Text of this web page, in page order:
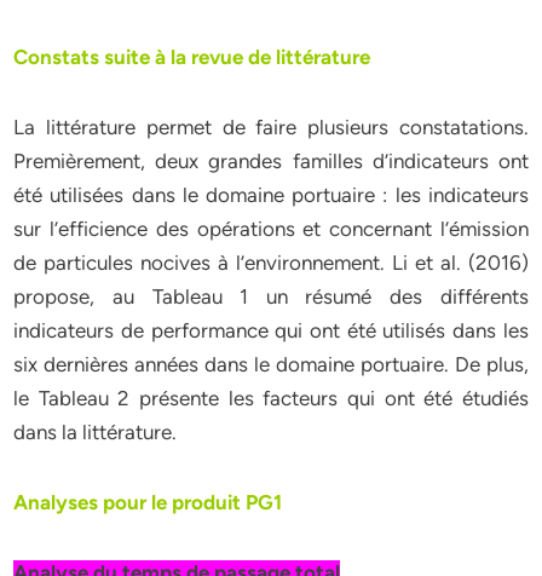
Constats suite à la revue de littérature
La littérature permet de faire plusieurs constatations.
Premièrement, deux grandes familles d’indicateurs ont
été utilisées dans le domaine portuaire : les indicateurs
sur l’efficience des opérations et concernant l’émission
de particules nocives à l’environnement. Li et al. (2016)
propose, au Tableau 1 un résumé des différents
indicateurs de performance qui ont été utilisés dans les
six dernières années dans le domaine portuaire. De plus,
le Tableau 2 présente les facteurs qui ont été étudiés
dans la littérature.
Analyses pour le produit PG1